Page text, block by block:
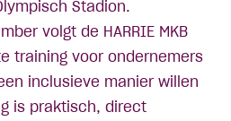
Stadion.
volgt de HARRIE MKB
training voor ondernemers
inclusieve manier willen
is praktisch, direct